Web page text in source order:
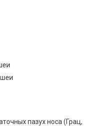
пазух носа (Грац,